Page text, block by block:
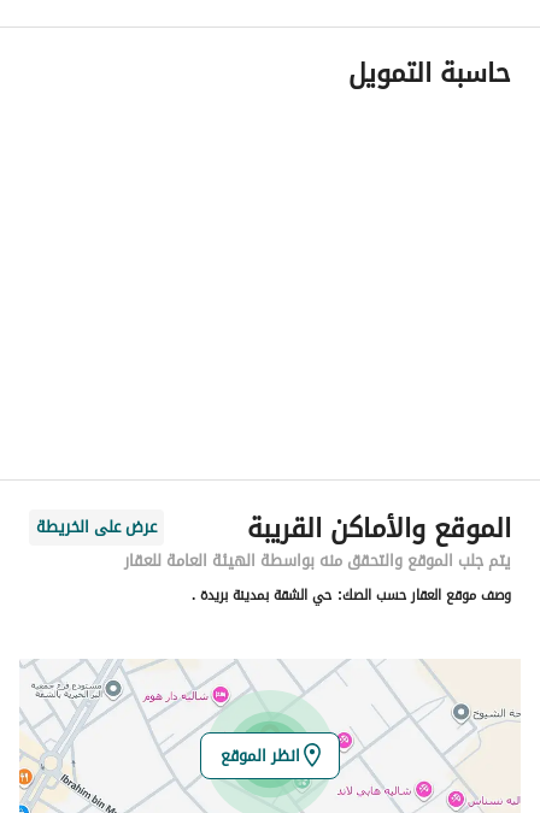
معلومات مسؤول الإعلان
اسم المسؤول
رقم المبنى
8227
الرقم الاضافي
4041
خط العرض
26.38146709492686
خط الطول
43.87027393720032
تفاصيل العقار
حاسبة التمويل
الموقع والأماكن القريبة
عرض على الخريطة
يتم جلب الموقع والتحقق منه بواسطة الهيئة العامة للعقار
وصف موقع العقار حسب الصك: حي الشقة بمدينة بريدة .
انظر الموقع